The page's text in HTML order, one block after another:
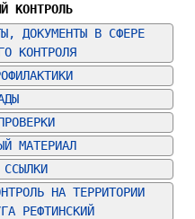
КОНТРОЛЬ
ДОКУМЕНТЫ В СФЕРЕ
КОНТРОЛЯ
МАТЕРИАЛ
ССЫЛКИ
НА ТЕРРИТОРИИ
РЕФТИНСКИЙ